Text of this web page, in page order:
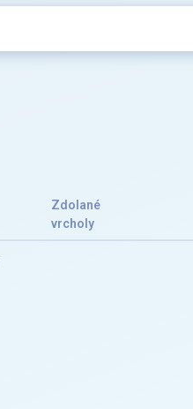
Zdolané
vrcholy